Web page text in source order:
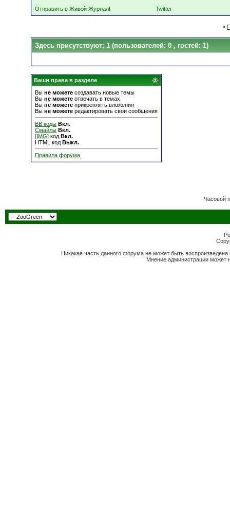
Отправить в Живой Журнал!
Twitter
«
Здесь присутствуют: 1 (пользователей: 0 , гостей: 1)
Ваши права в разделе
Вы не можете создавать новые темы
Вы не можете отвечать в темах
Вы не можете прикреплять вложения
Вы не можете редактировать свои сообщения
BB коды Вкл.
Смайлы Вкл.
[IMG] код Вкл.
HTML код Выкл.
Правила форума
Часовой
Никакая часть данного форума не может быть
Мнение администрации может